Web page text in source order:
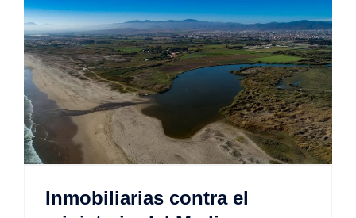
Inmobiliarias contra el